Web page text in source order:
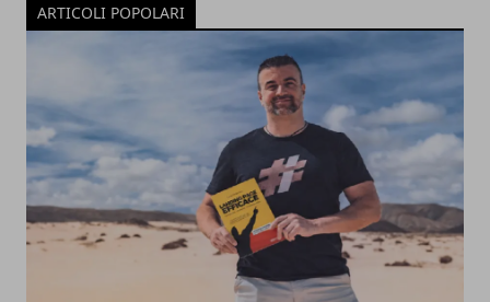
ARTICOLI POPOLARI